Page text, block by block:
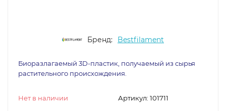
Бренд: Bestfilament
Биоразлагаемый 3D-пластик, получаемый из сырья
растительного происхождения.
Артикул: 101711
Нет в наличии